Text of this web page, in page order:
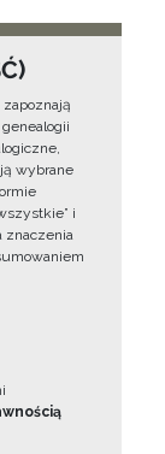
zapoznają
wybrane
i
znaczenia